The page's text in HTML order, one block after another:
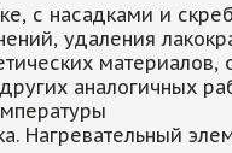
с насадками и
удаления
аналогичных
Нагревательный